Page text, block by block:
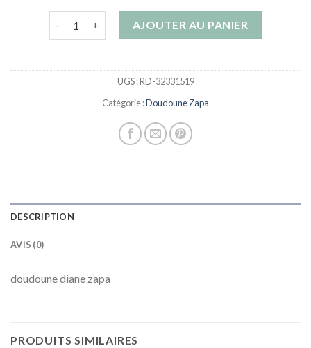
quantité de doudoune zapaAJOUTER AU PANIER
UGS :RD-32331519
Catégorie :Doudoune Zapa
DESCRIPTION
AVIS (0)
doudoune diane zapa
PRODUITS SIMILAIRES